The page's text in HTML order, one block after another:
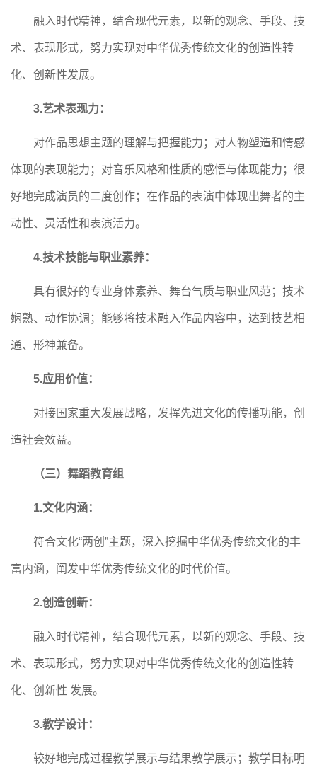
融入时代精神，结合现代元素，以新的观念、手段、技
术、表现形式，努力实现对中华优秀传统文化的创造性转
化、创新性发展。
3.艺术表现力：
对作品思想主题的理解与把握能力；对人物塑造和情感
体现的表现能力；对音乐风格和性质的感悟与体现能力；很
好地完成演员的二度创作；在作品的表演中体现出舞者的主
动性、灵活性和表演活力。
4.技术技能与职业素养：
具有很好的专业身体素养、舞台气质与职业风范；技术
娴熟、动作协调；能够将技术融入作品内容中，达到技艺相
通、形神兼备。
5.应用价值：
对接国家重大发展战略，发挥先进文化的传播功能，创
造社会效益。
（三）舞蹈教育组
1.文化内涵：
符合文化“两创”主题，深入挖掘中华优秀传统文化的丰
富内涵，阐发中华优秀传统文化的时代价值。
2.创造创新：
融入时代精神，结合现代元素，以新的观念、手段、技
术、表现形式，努力实现对中华优秀传统文化的创造性转
化、创新性 发展。
3.教学设计：
较好地完成过程教学展示与结果教学展示；教学目标明